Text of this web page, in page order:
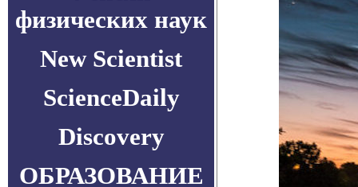
физических наук
New Scientist
ScienceDaily
Discovery
ОБРАЗОВАНИЕ